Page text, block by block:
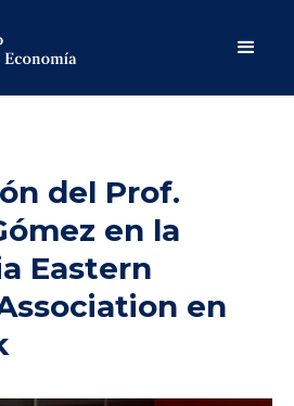
del Prof.
en la
Eastern
en